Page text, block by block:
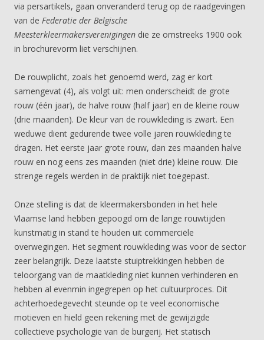
via persartikels, gaan onveranderd terug op de raadgevingen
van de Federatie der Belgische
Meesterkleermakersverenigingen die ze omstreeks 1900 ook
in brochurevorm liet verschijnen.
De rouwplicht, zoals het genoemd werd, zag er kort
samengevat (4), als volgt uit: men onderscheidt de grote
rouw (één jaar), de halve rouw (half jaar) en de kleine rouw
(drie maanden). De kleur van de rouwkleding is zwart. Een
weduwe dient gedurende twee volle jaren rouwkleding te
dragen. Het eerste jaar grote rouw, dan zes maanden halve
rouw en nog eens zes maanden (niet drie) kleine rouw. Die
strenge regels werden in de praktijk niet toegepast.
Onze stelling is dat de kleermakersbonden in het hele
Vlaamse land hebben gepoogd om de lange rouwtijden
kunstmatig in stand te houden uit commerciële
overwegingen. Het segment rouwkleding was voor de sector
zeer belangrijk. Deze laatste stuiptrekkingen hebben de
teloorgang van de maatkleding niet kunnen verhinderen en
hebben al evenmin ingegrepen op het cultuurproces. Dit
achterhoedegevecht steunde op te veel economische
motieven en hield geen rekening met de gewijzigde
collectieve psychologie van de burgerij. Het statisch